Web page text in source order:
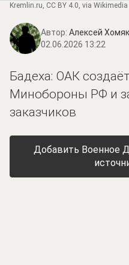
Kremlin.ru, CC BY 4.0, via
Автор: Алексей
02.06.2026 13:22
Бадеха: ОАК
Минобороны РФ и
заказчиков
Добавить Военное